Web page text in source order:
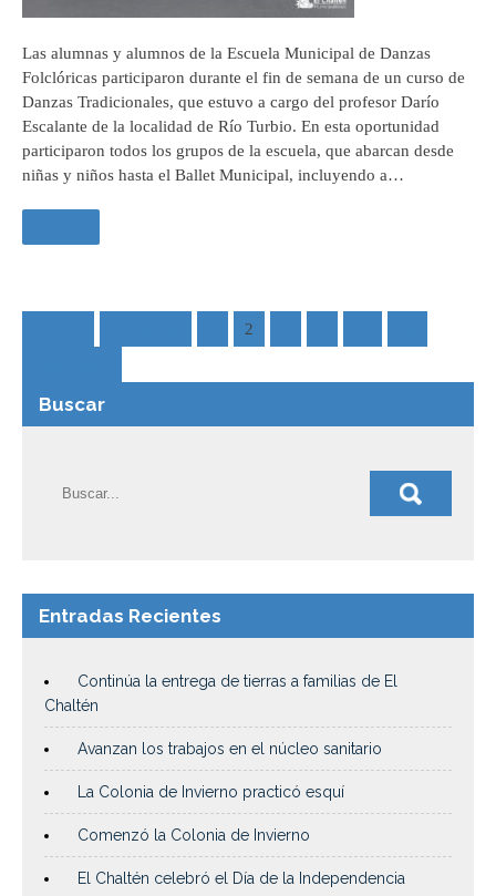
Las alumnas y alumnos de la Escuela Municipal de Danzas
Folclóricas participaron durante el fin de semana de un curso de
Danzas Tradicionales, que estuvo a cargo del profesor Darío
Escalante de la localidad de Río Turbio. En esta oportunidad
participaron todos los grupos de la escuela, que abarcan desde
niñas y niños hasta el Ballet Municipal, incluyendo a…
2
Buscar
Entradas Recientes
Continúa la entrega de tierras a familias de El
Chaltén
Avanzan los trabajos en el núcleo sanitario
La Colonia de Invierno practicó esquí
Comenzó la Colonia de Invierno
El Chaltén celebró el Día de la Independencia